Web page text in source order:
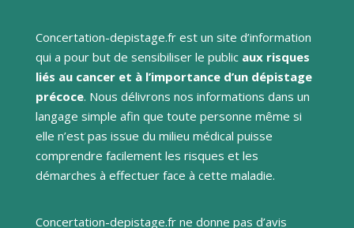
Concertation-depistage.fr est un site d’information
qui a pour but de sensibiliser le public aux risques
liés au cancer et à l’importance d’un dépistage
précoce. Nous délivrons nos informations dans un
langage simple afin que toute personne même si
elle n’est pas issue du milieu médical puisse
comprendre facilement les risques et les
démarches à effectuer face à cette maladie.
Concertation-depistage.fr ne donne pas d’avis